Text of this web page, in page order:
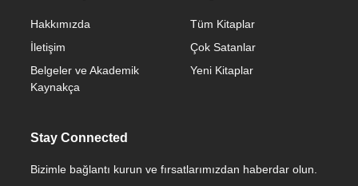
Hakkımızda
İletişim
Belgeler ve Akademik
Kaynakça
Tüm Kitaplar
Çok Satanlar
Yeni Kitaplar
Stay Connected
Bizimle bağlantı kurun ve fırsatlarımızdan haberdar olun.